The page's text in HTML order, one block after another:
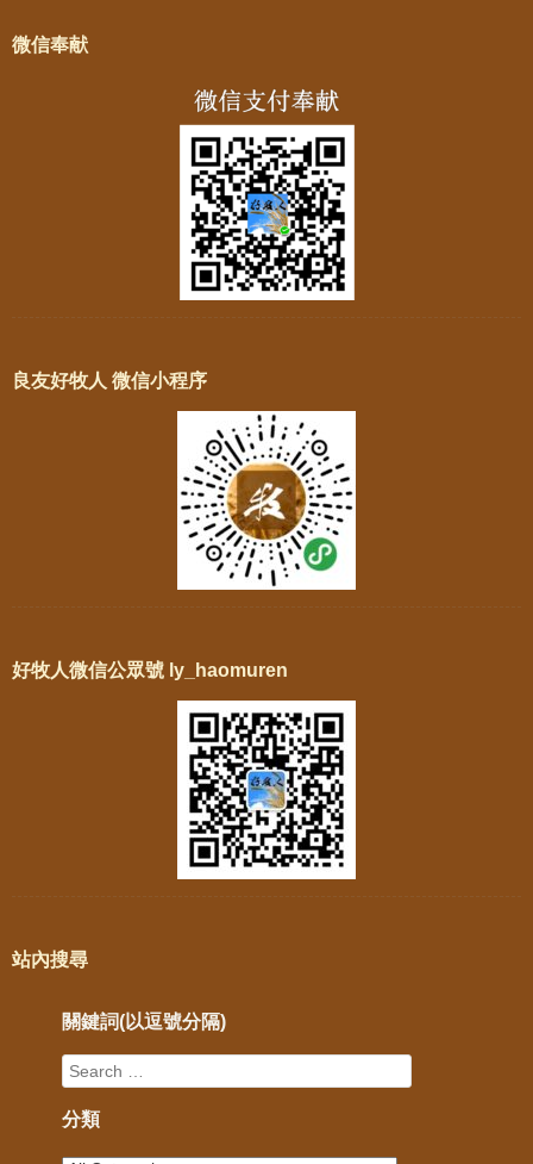
微信奉献
良友好牧人 微信小程序
好牧人微信公眾號 ly_haomuren
站內搜尋
關鍵詞(以逗號分隔)
分類